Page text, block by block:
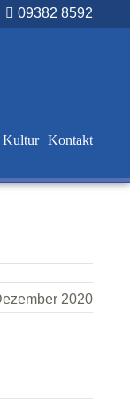
09382 8592
Kultur Kontakt
2020